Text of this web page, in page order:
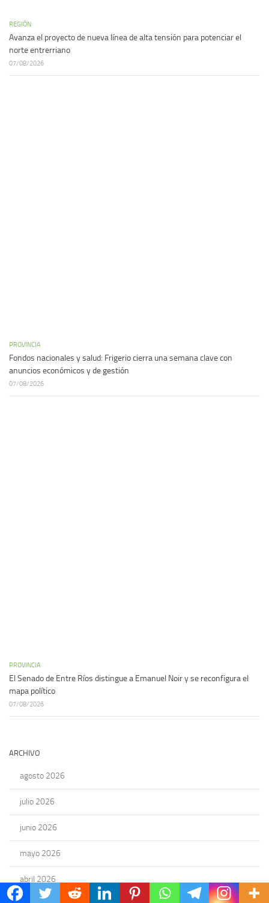
REGIÓN
Avanza el proyecto de nueva línea de alta tensión para potenciar el
norte entrerriano
07/08/2026
PROVINCIA
Fondos nacionales y salud: Frigerio cierra una semana clave con
anuncios económicos y de gestión
07/08/2026
PROVINCIA
El Senado de Entre Ríos distingue a Emanuel Noir y se reconfigura el
mapa político
07/08/2026
ARCHIVO
agosto 2026
julio 2026
junio 2026
mayo 2026
abril 2026